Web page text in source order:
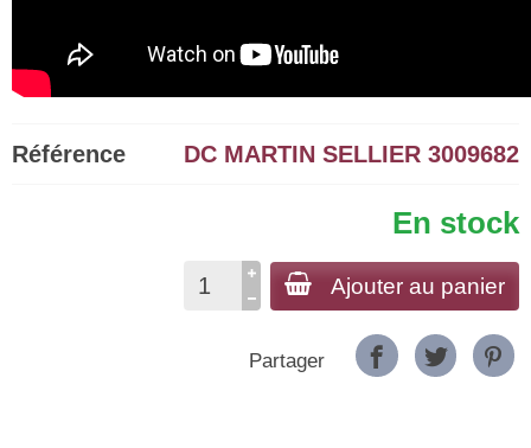
Référence DC MARTIN SELLIER 3009682
En stock
Ajouter au panier
Partager